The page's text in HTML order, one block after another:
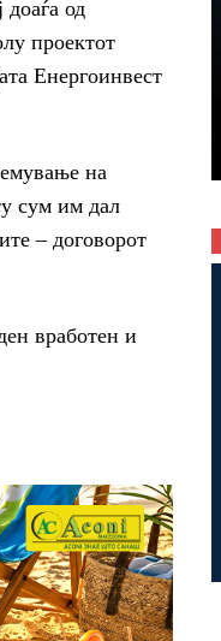
од
проектот
Енергоинвест
на
сум им дал
– договорот
вработен и